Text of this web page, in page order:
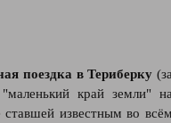
поездка в Териберку
край земли"
ставшей известным во